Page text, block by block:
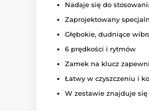
Nadaje się do
Zaprojektowany
Głębokie, dudniące
6 prędkości i rytmów
Zamek na klucz
Łatwy w czyszczeniu i
W zestawie znajduje się